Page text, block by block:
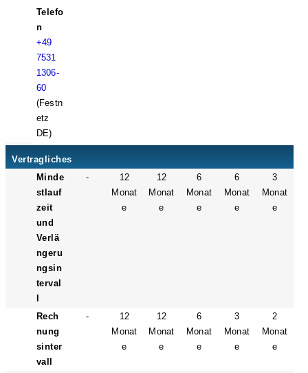
Telefo
n
+49
7531
1306-
60
(Festn
etz
DE)
Vertragliches
Minde
stlauf
zeit
und
Verlä
ngeru
ngsin
terval
-
12
Monat
e
12
Monat
e
6
Monat
e
6
Monat
e
3
Monat
e
Rech
nung
sinter
vall
-
12
Monat
e
12
Monat
e
6
Monat
e
3
Monat
e
2
Monat
e